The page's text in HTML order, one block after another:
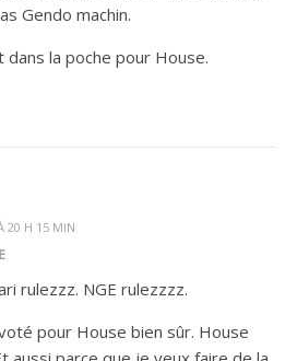
Gendo machin.
dans la poche pour House.
20 H 15 MIN
rulezzz. NGE rulezzzz.
voté pour House bien sûr. House